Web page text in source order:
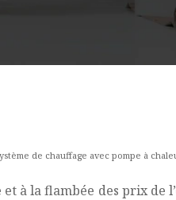
de chauffage avec pompe à
et à la flambée des prix